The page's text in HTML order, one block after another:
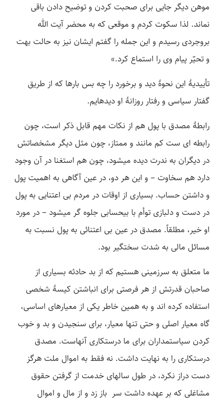
موهن دیگر جایی برای صحبت کردن و توضیح دادن باقی
نماند. لذا سکوت کردم و موقعی که به محضر آیت الله
بروجردی رسیدم و این جمله را گفتم ایشان نیز به حالت بهت
و تحیّر پیام وی را استماع کرد.»
تأییدیۀ این نحوۀ دید و برخورد را چه بس بارها که از طریق
گفتار سیاسی و رفتار روزانۀ او دیده­ایم.
رابطۀ مصدق با پول هم از نکات مهم قابل ذکر است، چون
رابطه­ ای ست کم مانند و ممتاز، چون مثل دیگر مشخصاتش
در دیگران به ندرت دیده می­شود، چون هم استغنا در آن وجود
دارد هم سخاوت – و این هر دو، در عین آگاهی به اهمیت پول
و داشتن حساب. بسیاری از اوقات در مردم بی­ اعتنایی به پول
در دست و دل­بازی توأم با بی­حسابی جلوه گر می­شود – در مورد
او خیر، مطلقاً. مصدق در عین بی­ اعتنائی به پول نسبت به
مسائل مالی به شدت سختگیر بود.
ما متعلق به سرزمینی هستیم که از بد حادثه بسیاری از
صاحبان قدرتش از هر فرصتی برای انباشتن کیسۀ شخصی
استفاده کرده­ اند و به همین خاطر یکی از معیارهای اساسی،
گاه معیار اصلی و حتی تنها معیار، برای سنجیدن و بد و خوب
کردن سیاستمداران برای ما درستکاری آنهاست. مصدق
درستکاری را به نهایت داشت. نه فقط به اموال ملت هرگز
دست دراز نکرد، در طول سال­های خدمت از گرفتن حقوق
مشاغلی که بر عهده داشت سر باز زد و از مال و اموال